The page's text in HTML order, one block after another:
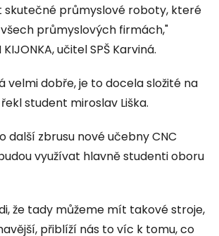
skutečné průmyslové roboty, které
průmyslových firmách,"
učitel SPŠ Karviná.
velmi dobře, je to docela složité na
student miroslav Liška.
další zbrusu nové učebny CNC
využívat hlavně studenti oboru
že tady můžeme mít takové stroje,
přiblíží nás to víc k tomu, co